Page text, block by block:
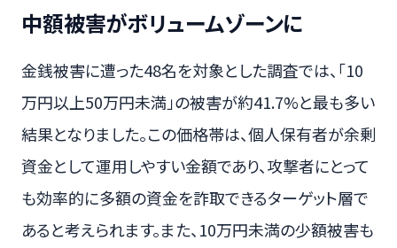
中額被害がボリュームゾーンに
金銭被害に遭った48名を対象とした調査では、「10
万円以上50万円未満」の被害が約41.7%と最も多い
結果となりました。この価格帯は、個人保有者が余剰
資金として運用しやすい金額であり、攻撃者にとって
も効率的に多額の資金を詐取できるターゲット層で
あると考えられます。また、10万円未満の少額被害も